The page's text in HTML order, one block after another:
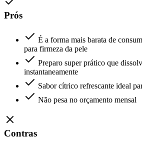
Prós
É a forma mais barata de
para firmeza da pele
Preparo super prático que
instantaneamente
Sabor cítrico refrescante ideal
Não pesa no orçamento mensal
Contras